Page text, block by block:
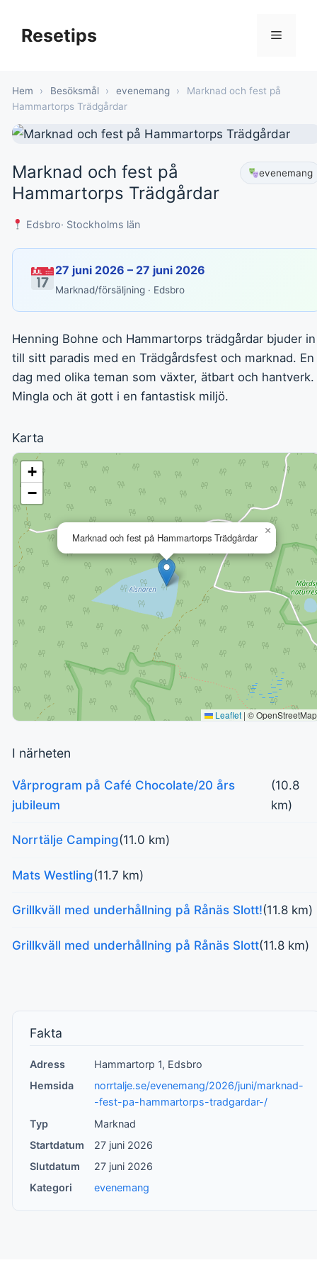
innehållResetips Meny
Hem › Besöksmål › evenemang ›
Marknad och fest på
Hammartorps Trädgårdar
Marknad och fest på
Hammartorps Trädgårdar
evenemang
Edsbro· Stockholms län
27 juni 2026 – 27 juni 2026
Marknad/försäljning · Edsbro
Henning Bohne och Hammartorps trädgårdar bjuder in
till sitt paradis med en Trädgårdsfest och marknad. En
dag med olika teman som växter, ätbart och hantverk.
Mingla och ät gott i en fantastisk miljö.
Karta
Marknad och fest på Hammartorps Trädgårdar
×
+
−
Leaflet | © OpenStreetMap
I närheten
Vårprogram på Café Chocolate/20 års
jubileum
(10.8
km)
Norrtälje Camping(11.0 km)
Mats Westling(11.7 km)
Grillkväll med underhållning på Rånäs Slott!(11.8 km)
Grillkväll med underhållning på Rånäs Slott(11.8 km)
Fakta
Adress
Hammartorp 1, Edsbro
Hemsida
norrtalje.se/evenemang/2026/juni/marknad-
-fest-pa-hammartorps-tradgardar-/
Typ
Marknad
Startdatum
27 juni 2026
Slutdatum
27 juni 2026
Kategori
evenemang